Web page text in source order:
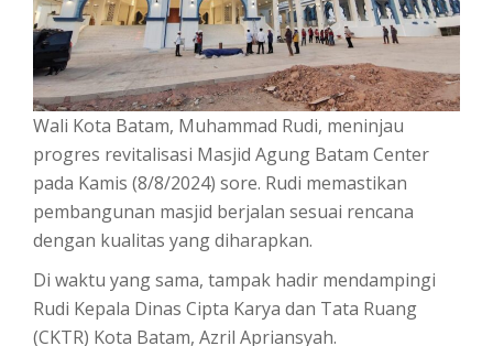
Wali Kota Batam, Muhammad Rudi, meninjau
progres revitalisasi Masjid Agung Batam Center
pada Kamis (8/8/2024) sore. Rudi memastikan
pembangunan masjid berjalan sesuai rencana
dengan kualitas yang diharapkan.
Di waktu yang sama, tampak hadir mendampingi
Rudi Kepala Dinas Cipta Karya dan Tata Ruang
(CKTR) Kota Batam, Azril Apriansyah.